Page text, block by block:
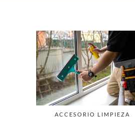
ACCESORIO LIMPIEZA